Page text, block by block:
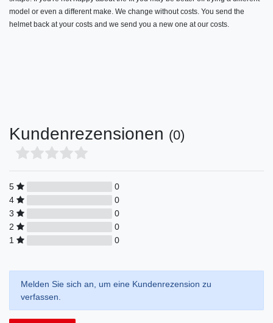
model or even a different make. We change without costs. You send the
helmet back at your costs and we send you a new one at our costs.
Kundenrezensionen (0)
5
0
4
0
3
0
2
0
1
0
Melden Sie sich an, um eine Kundenrezension zu
verfassen.